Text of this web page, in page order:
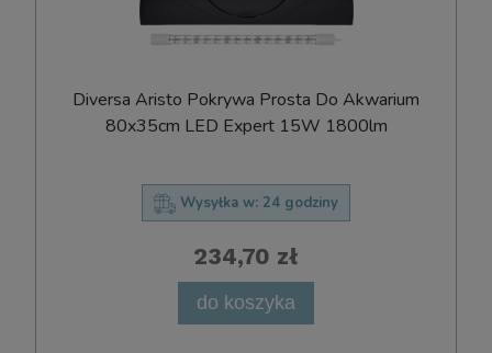
Diversa Aristo Pokrywa Prosta Do Akwarium
80x35cm LED Expert 15W 1800lm
Wysyłka w: 24 godziny
234,70 zł
do koszyka